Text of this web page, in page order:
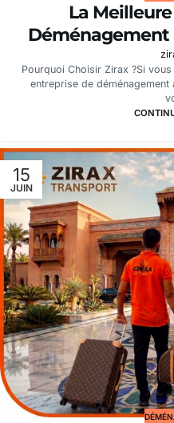
La
Déménagement
Pourquoi Choisir Zirax ?Si
entreprise de
15
JUIN